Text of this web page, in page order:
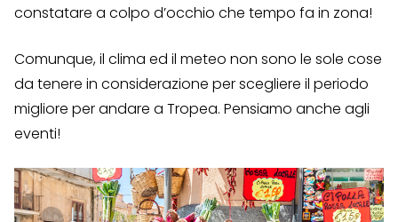
constatare a colpo d’occhio che tempo fa in zona!
Comunque, il clima ed il meteo non sono le sole cose
da tenere in considerazione per scegliere il periodo
migliore per andare a Tropea. Pensiamo anche agli
eventi!